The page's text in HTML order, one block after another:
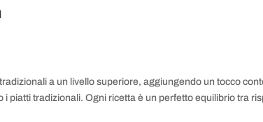
a un livello superiore, aggiungendo un tocco
piatti tradizionali. Ogni ricetta è un perfetto equilibrio tra